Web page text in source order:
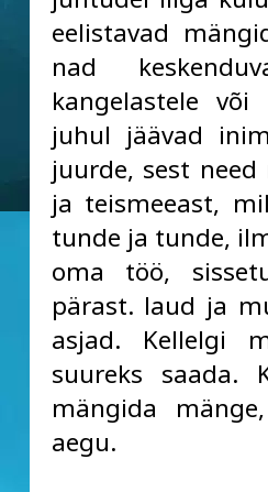
eelistavad
nad
kangelastele
juhul jäävad
juurde, sest
ja teismeeast,
tunde ja tunde,
oma töö,
pärast. laud ja
asjad. Kellelgi
suureks
mängida
aegu.